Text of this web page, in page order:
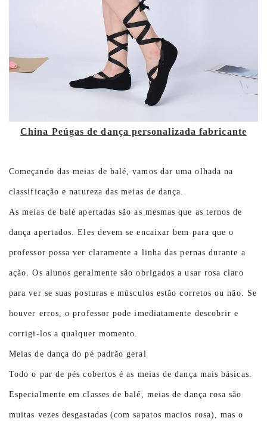
China Peúgas de dança personalizada fabricante
Começando das meias de balé, vamos dar uma olhada na
classificação e natureza das meias de dança.
As meias de balé apertadas são as mesmas que as ternos de
dança apertados. Eles devem se encaixar bem para que o
professor possa ver claramente a linha das pernas durante a
ação. Os alunos geralmente são obrigados a usar rosa claro
para ver se suas posturas e músculos estão corretos ou não. Se
houver erros, o professor pode imediatamente descobrir e
corrigi-los a qualquer momento.
Meias de dança do pé padrão geral
Todo o par de pés cobertos é as meias de dança mais básicas.
Especialmente em classes de balé, meias de dança rosa são
muitas vezes desgastadas (com sapatos macios rosa), mas o